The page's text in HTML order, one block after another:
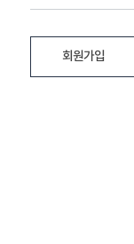
회원가입